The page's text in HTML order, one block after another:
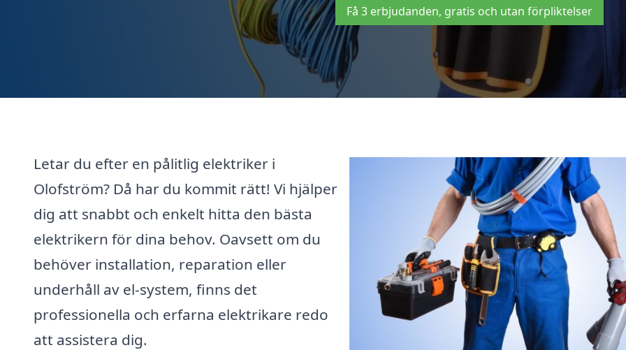
Få 3 erbjudanden, gratis och utan förpliktelser
Letar du efter en pålitlig elektriker i
Olofström? Då har du kommit rätt! Vi hjälper
dig att snabbt och enkelt hitta den bästa
elektrikern för dina behov. Oavsett om du
behöver installation, reparation eller
underhåll av el-system, finns det
professionella och erfarna elektrikare redo
att assistera dig.